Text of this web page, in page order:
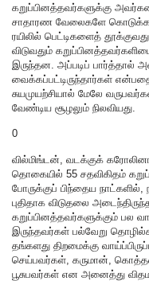
கறுப்பினத்தவர்களுக்கு
சாதாரண வேலைகளே
ரயிலில் பெட்டிகளைத்
விடுவதும்
இருந்தன. அப்படிப் பார்த்தால்
வைக்கப்பட்டிருந்தார்கள்
சுயமுயற்சியால் மேலே
வேண்டிய சூழலும் நிலவியது.
0
வில்மிங்டன், வடக்குக்
தொகையில் 55 சதவிகிதம்
போருக்குப் பிந்தைய
புதிதாக விடுதலை
கறுப்பினத்தவர்களுக்கும் பல
இருந்தவர்கள் பல்வேறு
தங்களது திறமைக்கு
செய்பவர்கள், கருமான்,
பூசுபவர்கள் என அனைத்து